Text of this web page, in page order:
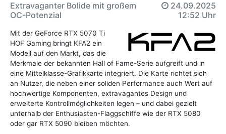
Extravaganter Bolide mit großem
OC-Potenzial
24.09.2025
12:52 Uhr
Mit der GeForce RTX 5070 Ti
HOF Gaming bringt KFA2 ein
Modell auf den Markt, das die
Merkmale der bekannten Hall of Fame-Serie aufgreift und in
eine Mittelklasse-Grafikkarte integriert. Die Karte richtet sich
an Nutzer, die neben einer soliden Performance auch Wert auf
hochwertige Komponenten, extravagantes Design und
erweiterte Kontrollmöglichkeiten legen – und dabei gezielt
unterhalb der Enthusiasten-Flaggschiffe wie der RTX 5080
oder gar RTX 5090 bleiben möchten.